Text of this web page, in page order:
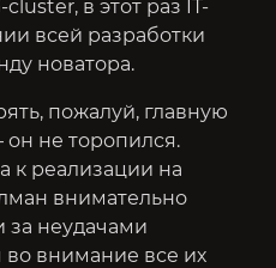
в этот раз IT-
всей разработки
новатора.
пожалуй, главную
не торопился.
к реализации на
внимательно
за неудачами
внимание все их